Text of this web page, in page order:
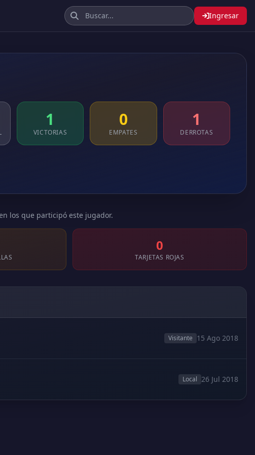
Ingresar
1
VICTORIAS
0
EMPATES
1
DERROTAS
los que participó este jugador.
0
TARJETAS ROJAS
Visitante 15 Ago 2018
Local 26 Jul 2018